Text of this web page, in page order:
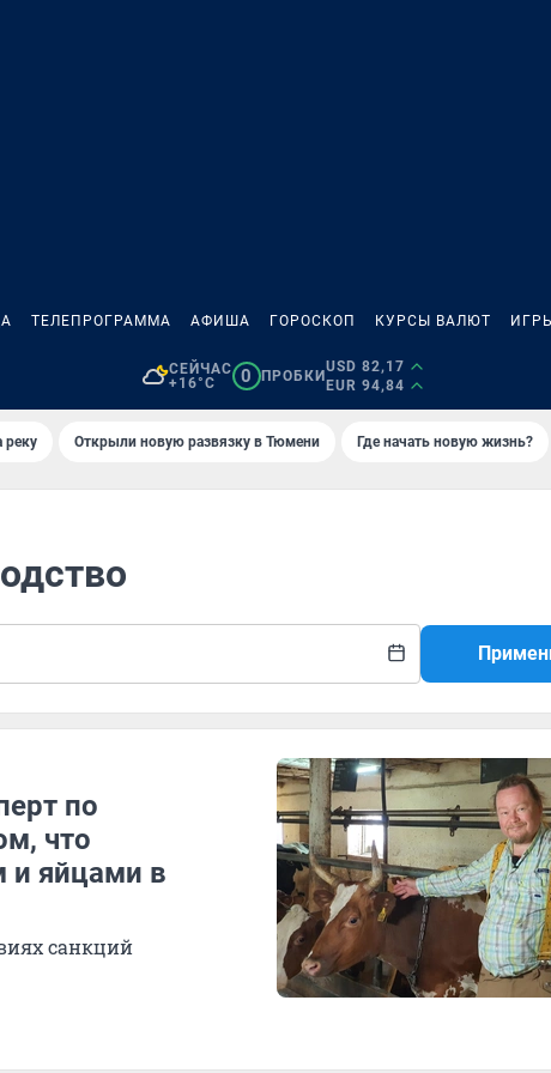
ТЕЛЕПРОГРАММА АФИША ГОРОСКОП КУРСЫ ВАЛЮТ
СЕЙЧАС
+16°C
0 ПРОБКИ
USD 82,17
EUR 94,84
реку Открыли новую развязку в Тюмени Где начать новую жизнь?
по
что
и яйцами в
санкций